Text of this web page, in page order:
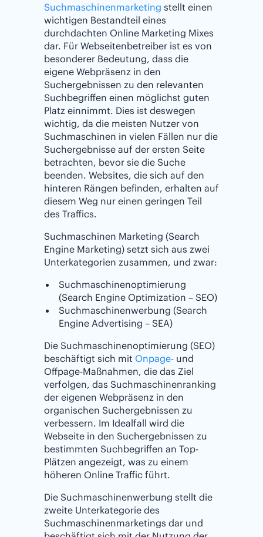
Suchmaschinenmarketing stellt einen
wichtigen Bestandteil eines
durchdachten Online Marketing Mixes
dar. Für Webseitenbetreiber ist es von
besonderer Bedeutung, dass die
eigene Webpräsenz in den
Suchergebnissen zu den relevanten
Suchbegriffen einen möglichst guten
Platz einnimmt. Dies ist deswegen
wichtig, da die meisten Nutzer von
Suchmaschinen in vielen Fällen nur die
Suchergebnisse auf der ersten Seite
betrachten, bevor sie die Suche
beenden. Websites, die sich auf den
hinteren Rängen befinden, erhalten auf
diesem Weg nur einen geringen Teil
des Traffics.
Suchmaschinen Marketing (Search
Engine Marketing) setzt sich aus zwei
Unterkategorien zusammen, und zwar:
Suchmaschinenoptimierung
(Search Engine Optimization – SEO)
Suchmaschinenwerbung (Search
Engine Advertising – SEA)
Die Suchmaschinenoptimierung (SEO)
beschäftigt sich mit Onpage- und
Offpage-Maßnahmen, die das Ziel
verfolgen, das Suchmaschinenranking
der eigenen Webpräsenz in den
organischen Suchergebnissen zu
verbessern. Im Idealfall wird die
Webseite in den Suchergebnissen zu
bestimmten Suchbegriffen an Top-
Plätzen angezeigt, was zu einem
höheren Online Traffic führt.
Die Suchmaschinenwerbung stellt die
zweite Unterkategorie des
Suchmaschinenmarketings dar und